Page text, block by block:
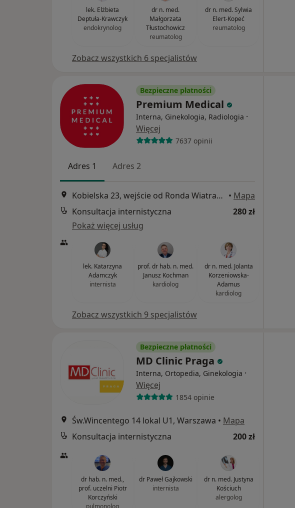
lek. Elżbieta
Deptuła-Krawczyk
endokrynolog
dr n. med.
Małgorzata
Tłustochowicz
reumatolog
dr n. med. Sylwia
Elert-Kopeć
reumatolog
Zobacz wszystkich 6 specjalistów
Bezpieczne płatności
Premium Medical
Interna, Ginekologia, Radiologia ·
Więcej
7637 opinii
Adres 1 Adres 2
Kobielska 23, wejście od Ronda Wiatraczna, Galeria Grochów, Warszawa • Mapa
Konsultacja internistyczna
280 zł
Pokaż więcej usług
lek. Katarzyna
Adamczyk
internista
prof. dr hab. n. med.
Janusz Kochman
kardiolog
dr n. med. Jolanta
Korzeniowska-
Adamus
kardiolog
Zobacz wszystkich 9 specjalistów
Bezpieczne płatności
MD Clinic Praga
Interna, Ortopedia, Ginekologia ·
Więcej
1854 opinie
Św.Wincentego 14 lokal U1, Warszawa • Mapa
Konsultacja internistyczna
200 zł
dr hab. n. med.,
prof. uczelni Piotr
Korczyński
dr Paweł Gajkowski
internista
dr n. med. Justyna
Kościuch
alergolog